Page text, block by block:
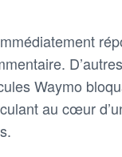
Waymo
au cœur